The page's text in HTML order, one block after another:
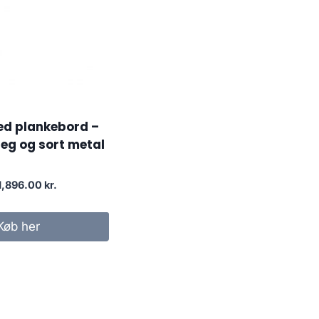
plankebord –
og sort metal
kr.
her